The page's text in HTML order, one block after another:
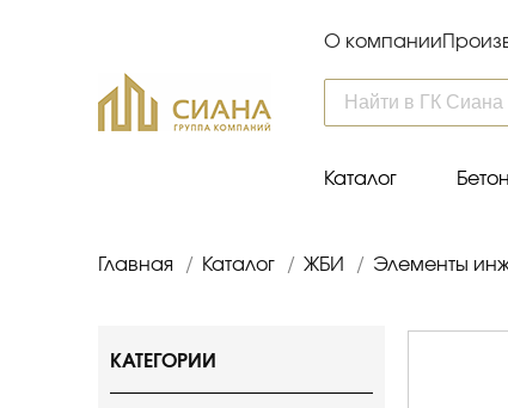
О компании
Каталог Бетон
Главная / Каталог / ЖБИ / Элементы
КАТЕГОРИИ